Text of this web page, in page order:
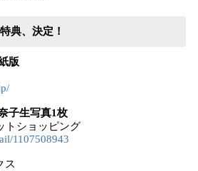
典、決定！
版
子生写真1枚
トショッピング
1107508943
ス